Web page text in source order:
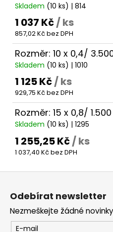
Skladem (10 ks) | 814
1 037 Kč/ ks
857,02 Kč bez DPH
Rozměr: 10 x 0,4/
Skladem (10 ks) | 1010
1 125 Kč/ ks
929,75 Kč bez DPH
Rozměr: 15 x 0,8/
Skladem (10 ks) | 1295
1 255,25 Kč/ ks
1 037,40 Kč bez DPH
Z
Odebírat newsletter
Nezmeškejte žádné
E-mail